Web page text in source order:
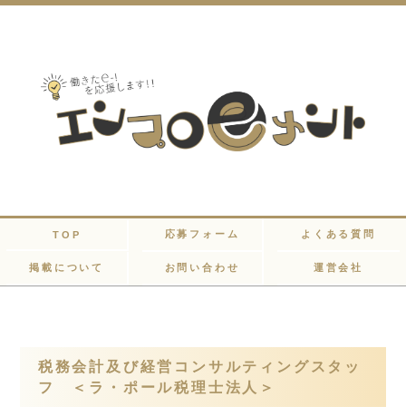
TOP 応募フォーム よくある質問
掲載について お問い合わせ 運営会社
税務会計及び経営コンサルティングスタッ
フ ＜ラ・ポール税理士法人＞